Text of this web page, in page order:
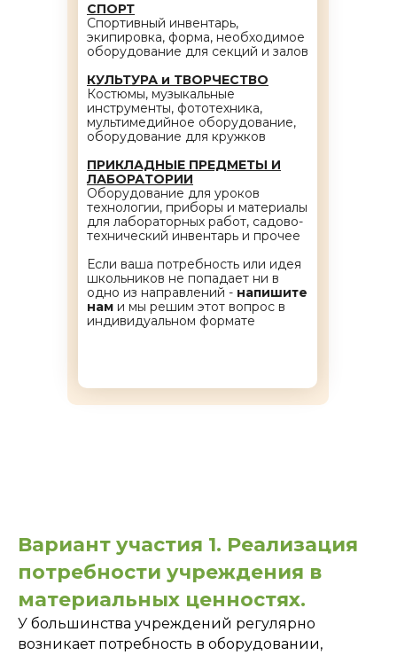
СПОРТ
Спортивный инвентарь,
экипировка, форма, необходимое
оборудование для секций и залов
КУЛЬТУРА и ТВОРЧЕСТВО
Костюмы, музыкальные
инструменты, фототехника,
мультимедийное оборудование,
оборудование для кружков
ПРИКЛАДНЫЕ ПРЕДМЕТЫ И
ЛАБОРАТОРИИ
Оборудование для уроков
технологии, приборы и материалы
для лабораторных работ, садово-
технический инвентарь и прочее
Если ваша потребность или идея
школьников не попадает ни в
одно из направлений - напишите
нам и мы решим этот вопрос в
индивидуальном формате
Вариант участия 1. Реализация
потребности учреждения в
материальных ценностях.
У большинства учреждений регулярно
возникает потребность в оборудовании,